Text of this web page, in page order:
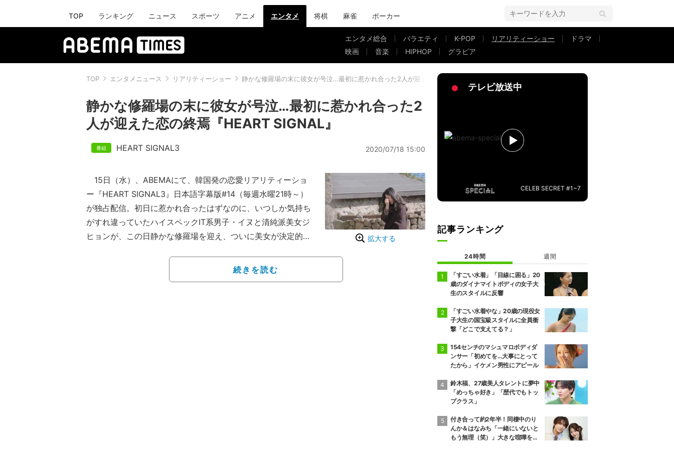
TOP ランキング ニュース スポーツ アニメ エンタメ 将棋 麻雀 ポーカー
エンタメ総合 バラエティ K-POP リアリティーショー
ドラマ
映画
音楽 HIPHOP グラビア
TOP エンタメニュース リアリティーショー 静かな修羅場の末に彼女が号泣…最初に惹かれ合った2人が迎えた恋の終焉『HEART SIGNAL』
静かな修羅場の末に彼女が号泣…最初に惹かれ合った2
人が迎えた恋の終焉『HEART SIGNAL』
HEART SIGNAL3 2020/07/18 15:00
拡大する
15日（水）、ABEMAにて、韓国発の恋愛リアリティーショ
ー『HEART SIGNAL3』日本語字幕版#14（毎週水曜21時～）
が独占配信。初日に惹かれ合ったはずなのに、いつしか気持ち
がすれ違っていたハイスペックIT系男子・イヌと清純派美女ジ
ヒョンが、この日静かな修羅場を迎え、ついに美女が決定的
1泊2日の済州島旅行にやってきた8人は、1日目は匿名のデー
トカードをもとに2ショットデート。イヌはジヒョンのデート
続きを読む
テレビ放送中
CELEB SECRET #1~7
記事ランキング
24時間 週間
「すごい水着」「目線に困る」20
歳のダイナマイトボディの女子大
生のスタイルに反響
「すごい水着やな」20歳の現役女
子大生の国宝級スタイルに全員衝
撃「どこで支えてる？」
154センチのマシュマロボディダ
ンサー「初めてを…大事にとって
たから」イケメン男性にアピール
鈴木福、27歳美人タレントに夢中
「めっちゃ好き」「歴代でもトッ
プクラス」
付き合って約2年半！同棲中のり
んか＆はなみち「一緒にいないと
もう無理（笑）」大きな喧嘩を経